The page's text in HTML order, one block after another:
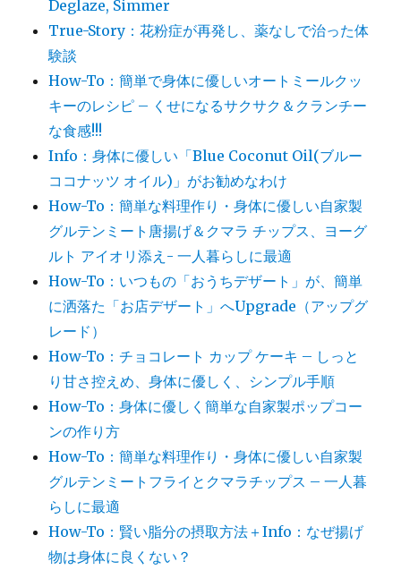
Deglaze, Simmer
True-Story：花粉症が再発し、薬なしで治った体
験談
How-To：簡単で身体に優しいオートミールクッ
キーのレシピ – くせになるサクサク＆クランチー
な食感!!!
Info：身体に優しい「Blue Coconut Oil(ブルー
ココナッツ オイル)」がお勧めなわけ
How-To：簡単な料理作り・身体に優しい自家製
グルテンミート唐揚げ＆クマラ チップス、ヨーグ
ルト アイオリ添え- 一人暮らしに最適
How-To：いつもの「おうちデザート」が、簡単
に洒落た「お店デザート」へUpgrade（アップグ
レード）
How-To：チョコレート カップ ケーキ – しっと
り甘さ控えめ、身体に優しく、シンプル手順
How-To：身体に優しく簡単な自家製ポップコー
ンの作り方
How-To：簡単な料理作り・身体に優しい自家製
グルテンミートフライとクマラチップス – 一人暮
らしに最適
How-To：賢い脂分の摂取方法＋Info：なぜ揚げ
物は身体に良くない？